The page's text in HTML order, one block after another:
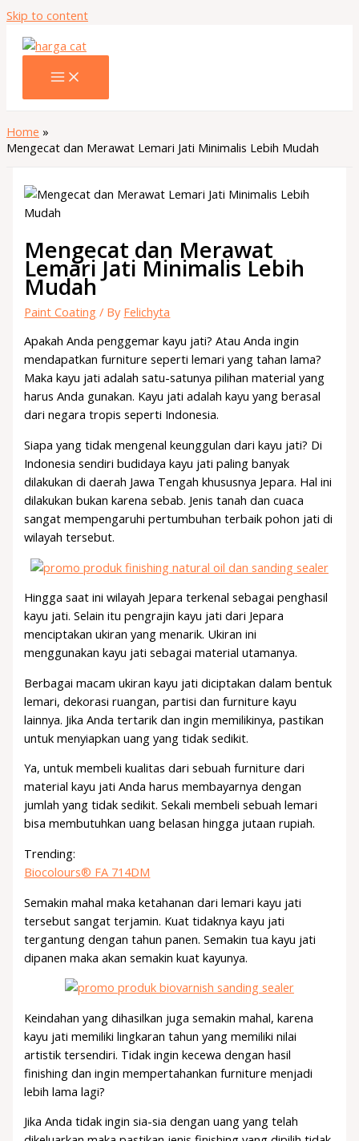
Skip to content
Home
Mengecat dan Merawat Lemari Jati Minimalis Lebih Mudah
Mengecat dan Merawat
Lemari Jati Minimalis Lebih
Mudah
Paint Coating / By Felichyta
Apakah Anda penggemar kayu jati? Atau Anda ingin
mendapatkan furniture seperti lemari yang tahan lama?
Maka kayu jati adalah satu-satunya pilihan material yang
harus Anda gunakan. Kayu jati adalah kayu yang berasal
dari negara tropis seperti Indonesia.
Siapa yang tidak mengenal keunggulan dari kayu jati? Di
Indonesia sendiri budidaya kayu jati paling banyak
dilakukan di daerah Jawa Tengah khususnya Jepara. Hal ini
dilakukan bukan karena sebab. Jenis tanah dan cuaca
sangat mempengaruhi pertumbuhan terbaik pohon jati di
wilayah tersebut.
Hingga saat ini wilayah Jepara terkenal sebagai penghasil
kayu jati. Selain itu pengrajin kayu jati dari Jepara
menciptakan ukiran yang menarik. Ukiran ini
menggunakan kayu jati sebagai material utamanya.
Berbagai macam ukiran kayu jati diciptakan dalam bentuk
lemari, dekorasi ruangan, partisi dan furniture kayu
lainnya. Jika Anda tertarik dan ingin memilikinya, pastikan
untuk menyiapkan uang yang tidak sedikit.
Ya, untuk membeli kualitas dari sebuah furniture dari
material kayu jati Anda harus membayarnya dengan
jumlah yang tidak sedikit. Sekali membeli sebuah lemari
bisa membutuhkan uang belasan hingga jutaan rupiah.
Trending:
Biocolours® FA 714DM
Semakin mahal maka ketahanan dari lemari kayu jati
tersebut sangat terjamin. Kuat tidaknya kayu jati
tergantung dengan tahun panen. Semakin tua kayu jati
dipanen maka akan semakin kuat kayunya.
Keindahan yang dihasilkan juga semakin mahal, karena
kayu jati memiliki lingkaran tahun yang memiliki nilai
artistik tersendiri. Tidak ingin kecewa dengan hasil
finishing dan ingin mempertahankan furniture menjadi
lebih lama lagi?
Jika Anda tidak ingin sia-sia dengan uang yang telah